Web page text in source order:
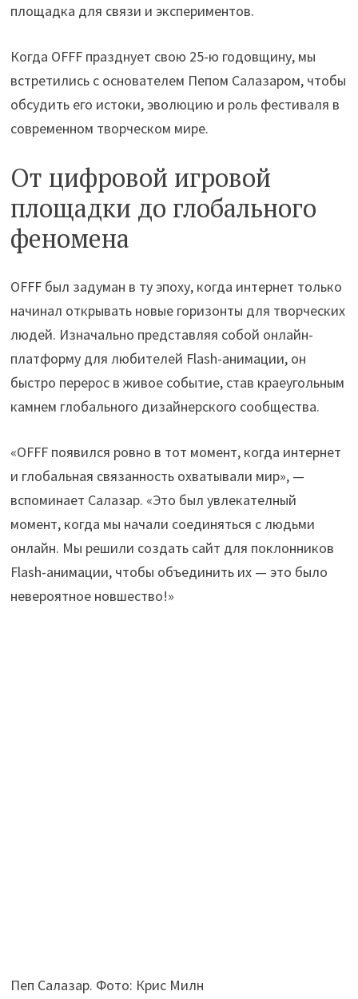
площадка для связи и экспериментов.
Когда OFFF празднует свою 25-ю годовщину, мы
встретились с основателем Пепом Салазаром, чтобы
обсудить его истоки, эволюцию и роль фестиваля в
современном творческом мире.
От цифровой игровой
площадки до глобального
феномена
OFFF был задуман в ту эпоху, когда интернет только
начинал открывать новые горизонты для творческих
людей. Изначально представляя собой онлайн-
платформу для любителей Flash-анимации, он
быстро перерос в живое событие, став краеугольным
камнем глобального дизайнерского сообщества.
«OFFF появился ровно в тот момент, когда интернет
и глобальная связанность охватывали мир», —
вспоминает Салазар. «Это был увлекателный
момент, когда мы начали соединяться с людьми
онлайн. Мы решили создать сайт для поклонников
Flash-анимации, чтобы объединить их — это было
невероятное новшество!»
Пеп Салазар. Фото: Крис Милн